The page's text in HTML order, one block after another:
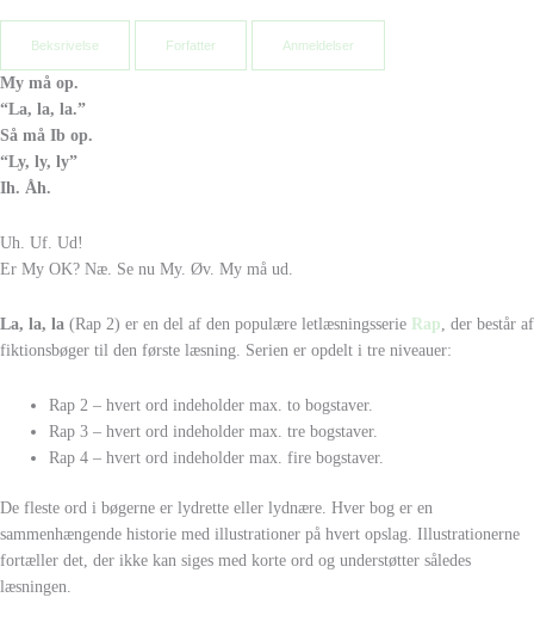
Beksrivelse Forfatter Anmeldelser
My må op.
“La, la, la.”
Så må Ib op.
“Ly, ly, ly”
Ih. Åh.
Uh. Uf. Ud!
Er My OK? Næ. Se nu My. Øv. My må ud.
La, la, la (Rap 2) er en del af den populære letlæsningsserie Rap , der består af
fiktionsbøger til den første læsning. Serien er opdelt i tre niveauer:
Rap 2 – hvert ord indeholder max. to bogstaver.
Rap 3 – hvert ord indeholder max. tre bogstaver.
Rap 4 – hvert ord indeholder max. fire bogstaver.
De fleste ord i bøgerne er lydrette eller lydnære. Hver bog er en
sammenhængende historie med illustrationer på hvert opslag. Illustrationerne
fortæller det, der ikke kan siges med korte ord og understøtter således
læsningen.